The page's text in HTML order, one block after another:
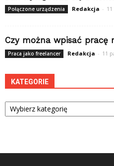
Połączone urządzenia Redakcja -
Czy można wpisać pracę
Praca jako freelancer Redakcja - 11
KATEGORIE
Kategorie